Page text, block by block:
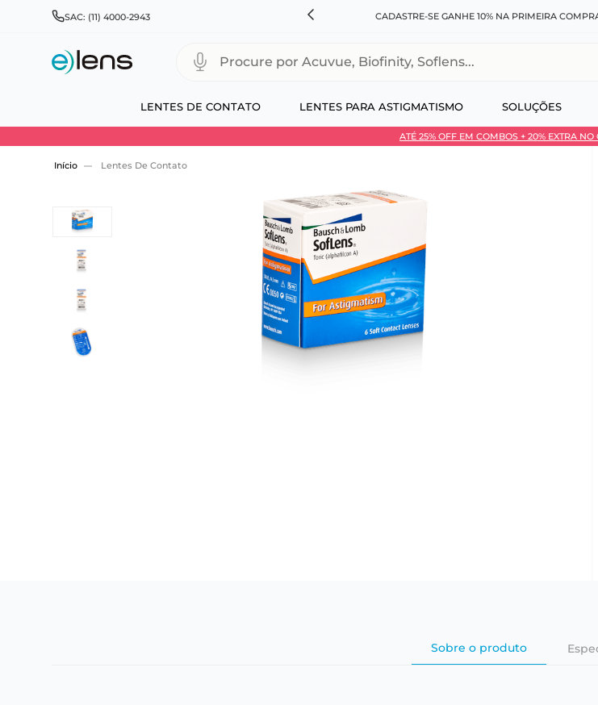
SAC: (11) 4000-2943
PARA TODO BRASIL E EXPRESSO PARA CAPITAIS CADASTRE-SE GANHE 10% NA PRIMEIRA
LENTES DE CONTATO LENTES PARA ASTIGMATISMO SOLUÇÕES
Procure por Acuvue, Biofinity, Soflens...
ATÉ 25% OFF EM COMBOS + 20% EXTRA
Use 30HOJE e ganhe 30% OFF + economia extra no Pix
Lentes De Contato
Sobre o produto